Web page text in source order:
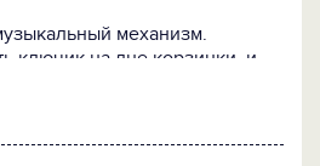
механизм.
ключик на дне корзинки, и